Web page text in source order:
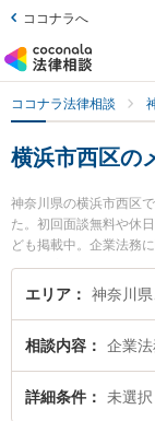
ココナラへ
ココナラ法律相談
横浜市西区の
神奈川県の横浜市西区
た。初回面談無料や休
ども掲載中。企業法務
ック、雇用契約書・就
です。特にAuthense法
浜市西区で土日や夜間
士に相談したい』『メ
士を検索したい』『初
エリア 神奈川
相談内容 企業
詳細条件 未選択